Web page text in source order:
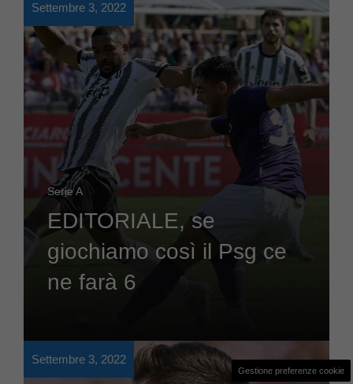
Settembre 3, 2022
Serie A
EDITORIALE, se
giochiamo così il Psg ce
ne farà 6
Settembre 3, 2022
Gestione preferenze cookie